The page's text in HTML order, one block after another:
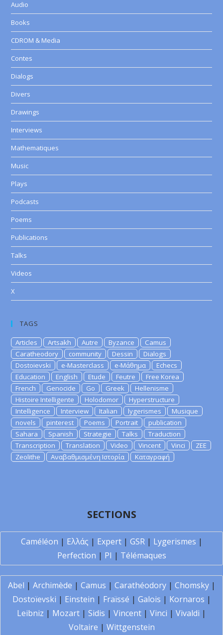
Audio
Books
CDROM & Media
Contes
Dialogs
Divers
Drawings
Interviews
Mathematiques
Music
Plays
Podcasts
Poems
Publications
Talks
Videos
X
TAGS
Articles Artsakh Autre Byzance
Camus
Caratheodory
community Dessin
Dialogs
Dostoievski
e-Masterclass e-Μάθημα
Echecs
Education
English Etude Feutre
Free Korea
French
Genocide Go Greek
Hellenisme
Histoire Intelligente
Holodomor
Hyperstructure
Intelligence
Interview Italian lygerismes
Musique
novels
pinterest Poems Portrait
publication
Sahara
Spanish Strategie Talks
Traduction
Transcription
Translation Video Vincent Vinci
ZEE
Zeolithe
Αναβαθμισμένη Ιστορία Καταγραφή
SECTIONS
Caméléon | Ελλάς | Expert| GSR| Lygerismes |
Perfection | PI | Télémaques
Abel | Archimède | Camus | Carathéodory| Chomsky|
Dostoïevski | Einstein | Fraïssé | Galois | Kornaros |
Leibniz | Mozart | Sidis | Vincent | Vinci | Vivaldi |
Voltaire | Wittgenstein